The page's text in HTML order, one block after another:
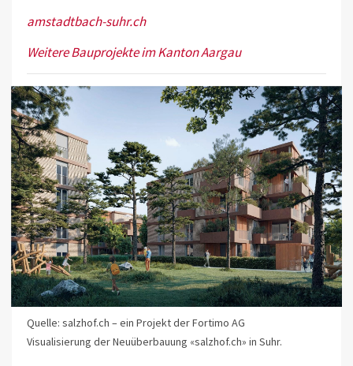
amstadtbach-suhr.ch
Weitere Bauprojekte im Kanton Aargau
Quelle: salzhof.ch – ein Projekt der Fortimo AG
Visualisierung der Neuüberbauung «salzhof.ch» in Suhr.